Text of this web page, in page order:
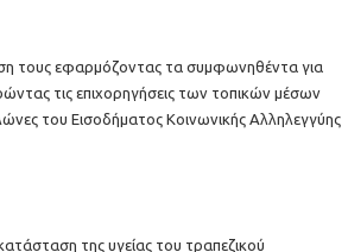
τους εφαρμόζοντας τα συμφωνηθέντα για
τις επιχορηγήσεις των τοπικών μέσων
του Εισοδήματος Κοινωνικής Αλληλεγγύης
της υγείας του τραπεζικού